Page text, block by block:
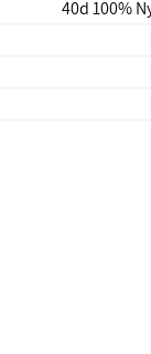
40d 100%